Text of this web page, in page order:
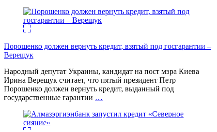
Порошенко должен вернуть кредит, взятый под госгарантии –
Верещук
Народный депутат Украины, кандидат на пост мэра Киева
Ирина Верещук считает, что пятый президент Петр
Порошенко должен вернуть кредит, выданный под
государственные гарантии …